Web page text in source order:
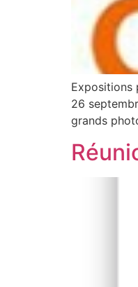
Expositions
26
grands